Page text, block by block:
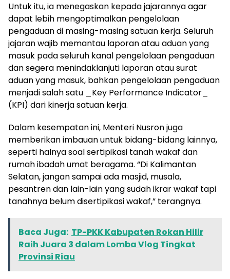
Untuk itu, ia menegaskan kepada jajarannya agar
dapat lebih mengoptimalkan pengelolaan
pengaduan di masing-masing satuan kerja. Seluruh
jajaran wajib memantau laporan atau aduan yang
masuk pada seluruh kanal pengelolaan pengaduan
dan segera menindaklanjuti laporan atau surat
aduan yang masuk, bahkan pengelolaan pengaduan
menjadi salah satu _Key Performance Indicator_
(KPI) dari kinerja satuan kerja.
Dalam kesempatan ini, Menteri Nusron juga
memberikan imbauan untuk bidang-bidang lainnya,
seperti halnya soal sertipikasi tanah wakaf dan
rumah ibadah umat beragama. “Di Kalimantan
Selatan, jangan sampai ada masjid, musala,
pesantren dan lain-lain yang sudah ikrar wakaf tapi
tanahnya belum disertipikasi wakaf,” terangnya.
Baca Juga: TP-PKK Kabupaten Rokan Hilir
Raih Juara 3 dalam Lomba Vlog Tingkat
Provinsi Riau